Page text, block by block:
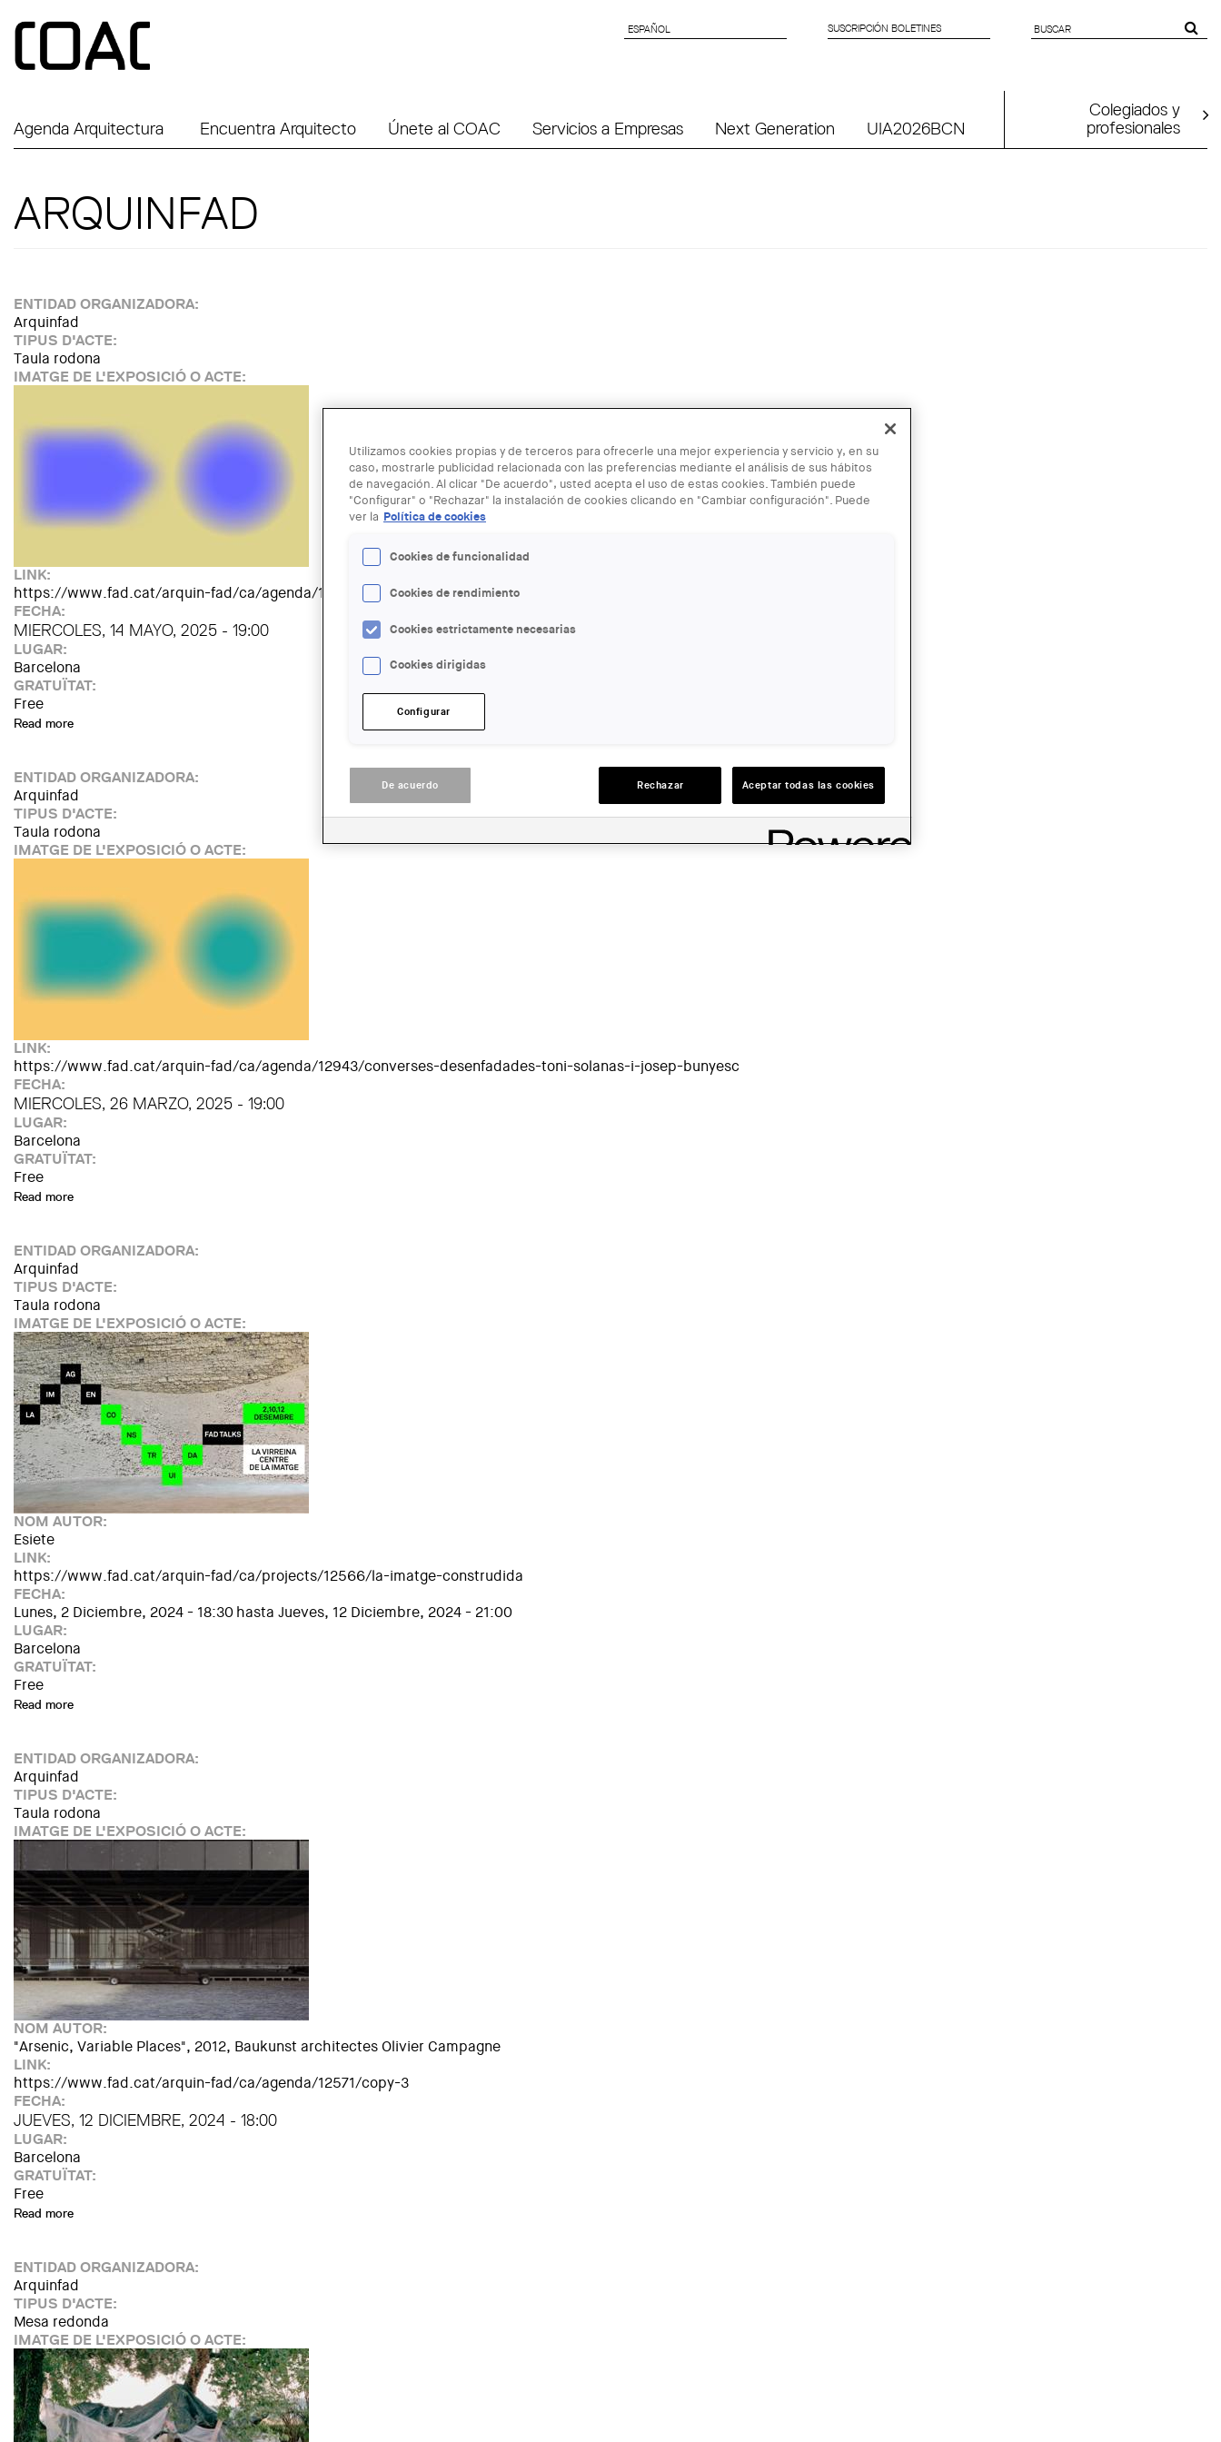
ESPAÑOL
ESPAÑOL SUSCRIPCIÓN BOLETINES
FORM
Agenda Arquitectura Encuentra Arquitecto Únete al COAC Servicios a Empresas Next Generation UIA2026BCN
Colegiados y
profesionales
ARQUINFAD
ENTIDAD ORGANIZADORA:
Arquinfad
TIPUS D'ACTE:
Taula rodona
IMATGE DE L'EXPOSICIÓ O ACTE:
LINK:
https://www.fad.cat/arquin-fad/ca/agenda/13143/converses-desenfadades-frederic-amat-i-roger-badia
FECHA:
MIERCOLES, 14 MAYO, 2025 - 19:00
LUGAR:
Barcelona
GRATUÏTAT:
Free
Read more
ENTIDAD ORGANIZADORA:
Arquinfad
TIPUS D'ACTE:
Taula rodona
IMATGE DE L'EXPOSICIÓ O ACTE:
LINK:
https://www.fad.cat/arquin-fad/ca/agenda/12943/converses-desenfadades-toni-solanas-i-josep-bunyesc
FECHA:
MIERCOLES, 26 MARZO, 2025 - 19:00
LUGAR:
Barcelona
GRATUÏTAT:
Free
Read more
ENTIDAD ORGANIZADORA:
Arquinfad
TIPUS D'ACTE:
Taula rodona
IMATGE DE L'EXPOSICIÓ O ACTE:
NOM AUTOR:
Esiete
LINK:
https://www.fad.cat/arquin-fad/ca/projects/12566/la-imatge-construdida
FECHA:
Lunes, 2 Diciembre, 2024 - 18:30hasta Jueves, 12 Diciembre, 2024 - 21:00
LUGAR:
Barcelona
GRATUÏTAT:
Free
Read more
ENTIDAD ORGANIZADORA:
Arquinfad
TIPUS D'ACTE:
Taula rodona
IMATGE DE L'EXPOSICIÓ O ACTE:
NOM AUTOR:
"Arsenic, Variable Places", 2012, Baukunst architectes Olivier Campagne
LINK:
https://www.fad.cat/arquin-fad/ca/agenda/12571/copy-3
FECHA:
JUEVES, 12 DICIEMBRE, 2024 - 18:00
LUGAR:
Barcelona
GRATUÏTAT:
Free
Read more
ENTIDAD ORGANIZADORA:
Arquinfad
TIPUS D'ACTE:
Mesa redonda
IMATGE DE L'EXPOSICIÓ O ACTE:
Utilizamos cookies propias y de terceros para ofrecerle una mejor experiencia y servicio y, en su
caso, mostrarle publicidad relacionada con las preferencias mediante el análisis de sus hábitos
de navegación. Al clicar "De acuerdo", usted acepta el uso de estas cookies. También puede
"Configurar" o "Rechazar" la instalación de cookies clicando en "Cambiar configuración". Puede
ver la Política de cookies
Cookies de funcionalidad
Cookies de rendimiento
Cookies estrictamente necesarias
Cookies dirigidas
Configurar
De acuerdo Rechazar Aceptar todas las cookies